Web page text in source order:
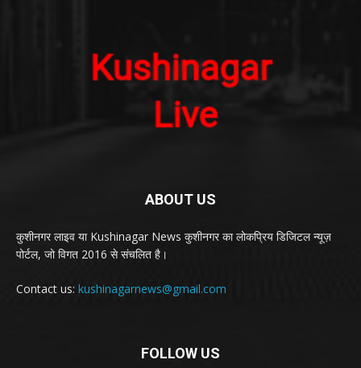
ABOUT US
कुशीनगर लाइव या Kushinagar News कुशीनगर का लोकप्रिय डिजिटल न्यूज़
पोर्टल, जो विगत 2016 से संचलित है।
Contact us: kushinagarnews@gmail.com
FOLLOW US